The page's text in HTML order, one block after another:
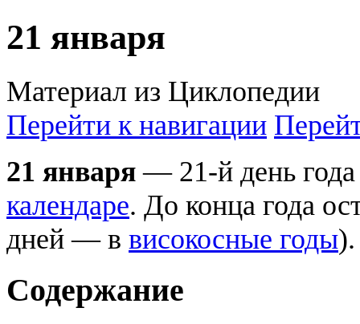
21 января
Материал из Циклопедии
Перейти к навигации
21 января — 21-й день
календаре. До конца года
дней — в високосные годы).
Содержание